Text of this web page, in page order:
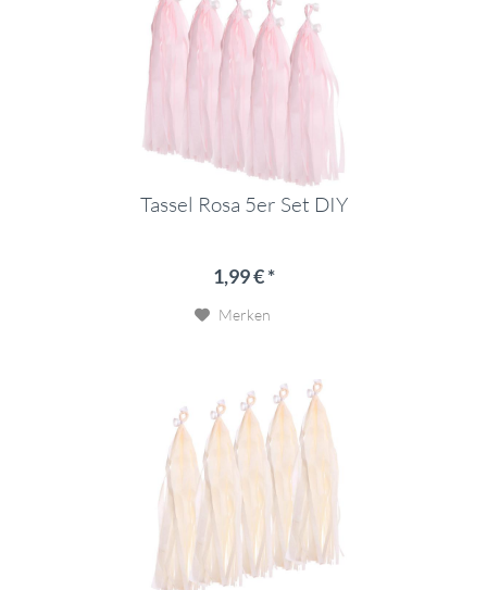
Tassel Rosa 5er Set DIY
1,99 € *
Merken